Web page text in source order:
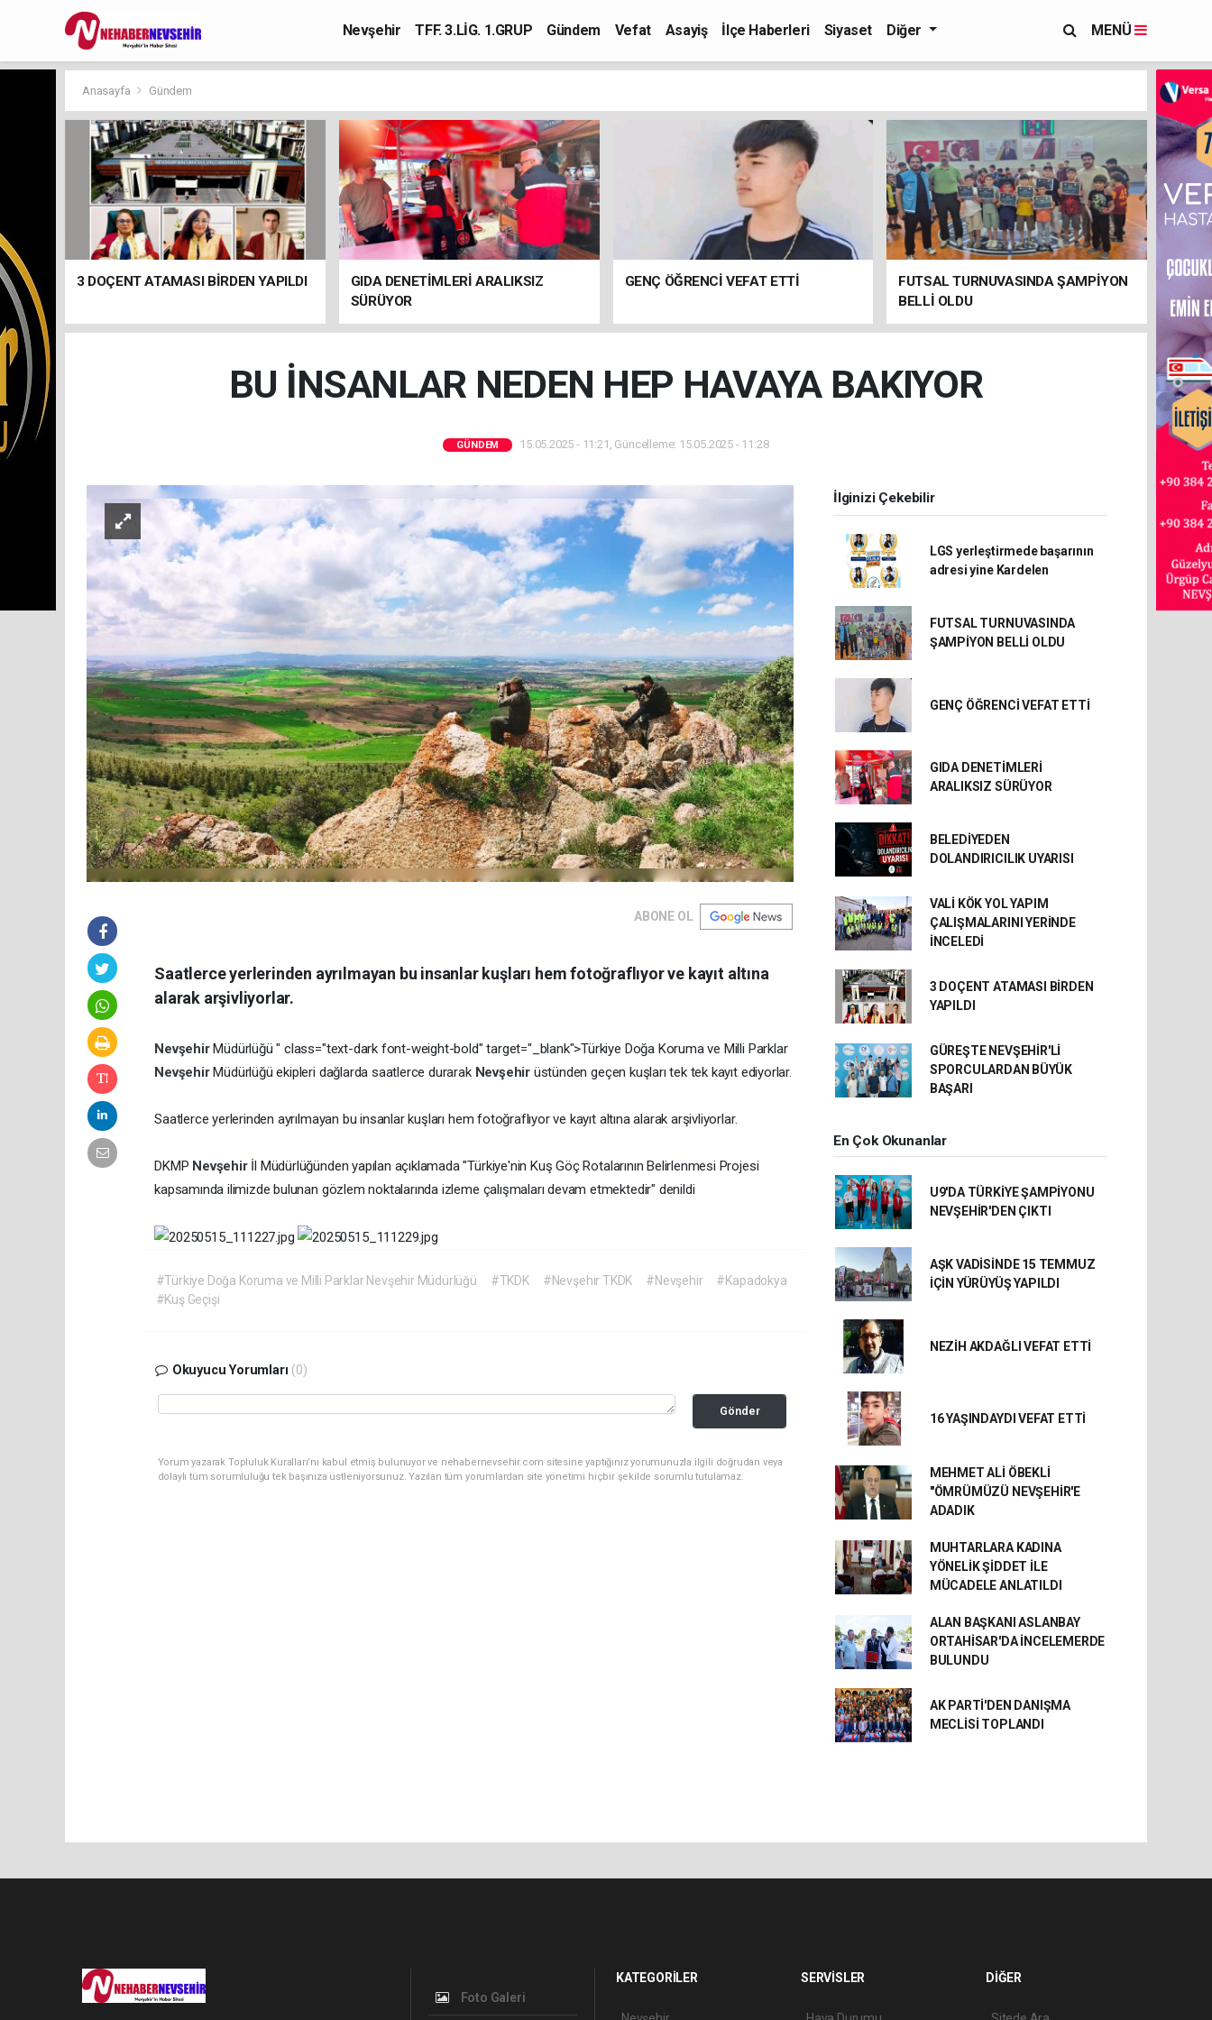
Nevşehir TFF. 3.LİG. 1.GRUP Gündem Vefat Asayiş İlçe Haberleri Siyaset Diğer MENÜ
Anasayfa Gündem
3 DOÇENT ATAMASI BİRDEN YAPILDI
GIDA DENETİMLERİ ARALIKSIZ
SÜRÜYOR
GENÇ ÖĞRENCİ VEFAT ETTİ
FUTSAL TURNUVASINDA ŞAMPİYON
BELLİ OLDU
BU İNSANLAR NEDEN HEP HAVAYA BAKIYOR
GÜNDEM 15.05.2025 - 11:21, Güncelleme: 15.05.2025 - 11:28
ABONE OL
Saatlerce yerlerinden ayrılmayan bu insanlar kuşları hem fotoğraflıyor ve kayıt altına
alarak arşivliyorlar.
Nevşehir Müdürlüğü " class="text-dark font-weight-bold" target="_blank">Türkiye Doğa Koruma ve Milli Parklar
Nevşehir Müdürlüğü ekipleri dağlarda saatlerce durarak Nevşehir üstünden geçen kuşları tek tek kayıt ediyorlar.
Saatlerce yerlerinden ayrılmayan bu insanlar kuşları hem fotoğraflıyor ve kayıt altına alarak arşivliyorlar.
DKMP Nevşehir İl Müdürlüğünden yapılan açıklamada "Türkiye'nin Kuş Göç Rotalarının Belirlenmesi Projesi
kapsamında ilimizde bulunan gözlem noktalarında izleme çalışmaları devam etmektedir" denildi
#Türkiye Doğa Koruma ve Milli Parklar Nevşehir Müdürlüğü #TKDK #Nevşehir TKDK #Nevşehir
#Kapadokya
#Kuş Geçişi
Okuyucu Yorumları (0)
Gönder
Yorum yazarak Topluluk Kuralları’nı kabul etmiş bulunuyor ve nehabernevsehir.com sitesine yaptığınız yorumunuzla ilgili doğrudan veya
dolaylı tüm sorumluluğu tek başınıza üstleniyorsunuz. Yazılan tüm yorumlardan site yönetimi hiçbir şekilde sorumlu tutulamaz.
İlginizi Çekebilir
LGS yerleştirmede başarının
adresi yine Kardelen
FUTSAL TURNUVASINDA
ŞAMPİYON BELLİ OLDU
GENÇ ÖĞRENCİ VEFAT ETTİ
GIDA DENETİMLERİ
ARALIKSIZ SÜRÜYOR
BELEDİYEDEN
DOLANDIRICILIK UYARISI
VALİ KÖK YOL YAPIM
ÇALIŞMALARINI YERİNDE
İNCELEDİ
3 DOÇENT ATAMASI BİRDEN
YAPILDI
GÜREŞTE NEVŞEHİR'Lİ
SPORCULARDAN BÜYÜK
BAŞARI
En Çok Okunanlar
U9'DA TÜRKİYE ŞAMPİYONU
NEVŞEHİR'DEN ÇIKTI
AŞK VADİSİNDE 15 TEMMUZ
İÇİN YÜRÜYÜŞ YAPILDI
NEZİH AKDAĞLI VEFAT ETTİ
16 YAŞINDAYDI VEFAT ETTİ
MEHMET ALİ ÖBEKLİ
"ÖMRÜMÜZÜ NEVŞEHİR'E
ADADIK
MUHTARLARA KADINA
YÖNELİK ŞİDDET İLE
MÜCADELE ANLATILDI
ALAN BAŞKANI ASLANBAY
ORTAHİSAR'DA İNCELEMERDE
BULUNDU
AK PARTİ'DEN DANIŞMA
MECLİSİ TOPLANDI
Foto Galeri
KATEGORİLER SERVİSLER DİĞER